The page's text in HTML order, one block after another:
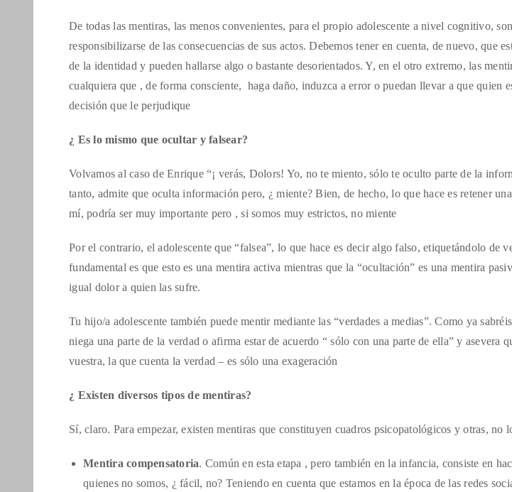
De todas las mentiras, las menos convenientes, para el propio adolescente a nivel cognitivo,
responsibilizarse de las consecuencias de sus actos. Debemos tener en cuenta, de nuevo, que
de la identidad y pueden hallarse algo o bastante desorientados. Y, en el otro extremo, las
cualquiera que , de forma consciente, haga daño, induzca a error o puedan llevar a que quien
decisión que le perjudique
¿ Es lo mismo que ocultar y falsear?
Volvamos al caso de Enrique “¡ verás, Dolors! Yo, no te miento, sólo te oculto parte de la
tanto, admite que oculta información pero, ¿ miente? Bien, de hecho, lo que hace es retener
mí, podría ser muy importante pero , si somos muy estrictos, no miente
Por el contrario, el adolescente que “falsea”, lo que hace es decir algo falso, etiquetándolo de
fundamental es que esto es una mentira activa mientras que la “ocultación” es una mentira
igual dolor a quien las sufre.
Tu hijo/a adolescente también puede mentir mediante las “verdades a medias”. Como ya
niega una parte de la verdad o afirma estar de acuerdo “ sólo con una parte de ella” y asevera
vuestra, la que cuenta la verdad – es sólo una exageración
¿ Existen diversos tipos de mentiras?
Sí, claro. Para empezar, existen mentiras que constituyen cuadros psicopatológicos y otras, no
Mentira compensatoria. Común en esta etapa , pero también en la infancia, consiste en
quienes no somos, ¿ fácil, no? Teniendo en cuenta que estamos en la época de las redes